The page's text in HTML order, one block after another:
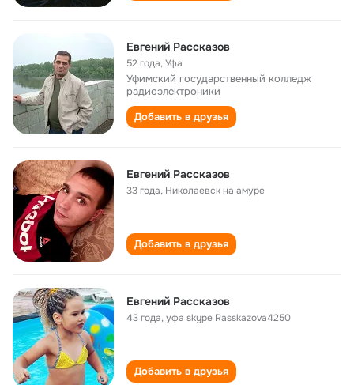
Евгений Рассказов
52 года,Уфа
Уфимский государственный колледж
радиоэлектроники
Добавить в друзья
Евгений Рассказов
33 года, Николаевск на амуре
Добавить в друзья
Евгений Рассказов
43 года,уфа skype Rasskazova4250
Добавить в друзья